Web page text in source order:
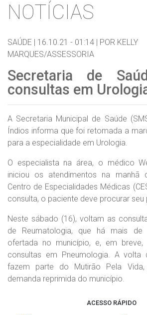
NOTÍCIAS
SAÚDE | 16.10.21 - 01:14 | POR KELLY
MARQUES/ASSESSORIA
Secretaria de
consultas em
A Secretaria Municipal de Saúde
Índios informa que foi retomada a
para a especialidade em Urologia.
O especialista na área, o médico
iniciou os atendimentos na manhã
Centro de Especialidades Médicas
consulta, o paciente deve procurar
Neste sábado (16), voltam as
de Reumatologia, que há mais
ofertada no município, e, em
consultas em Pneumologia. A volta
fazem parte do Mutirão Pela
demanda reprimida do município.
ACESSO RÁPIDO